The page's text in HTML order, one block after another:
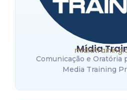
Mídia
Comunicação e Oratória
Media Training